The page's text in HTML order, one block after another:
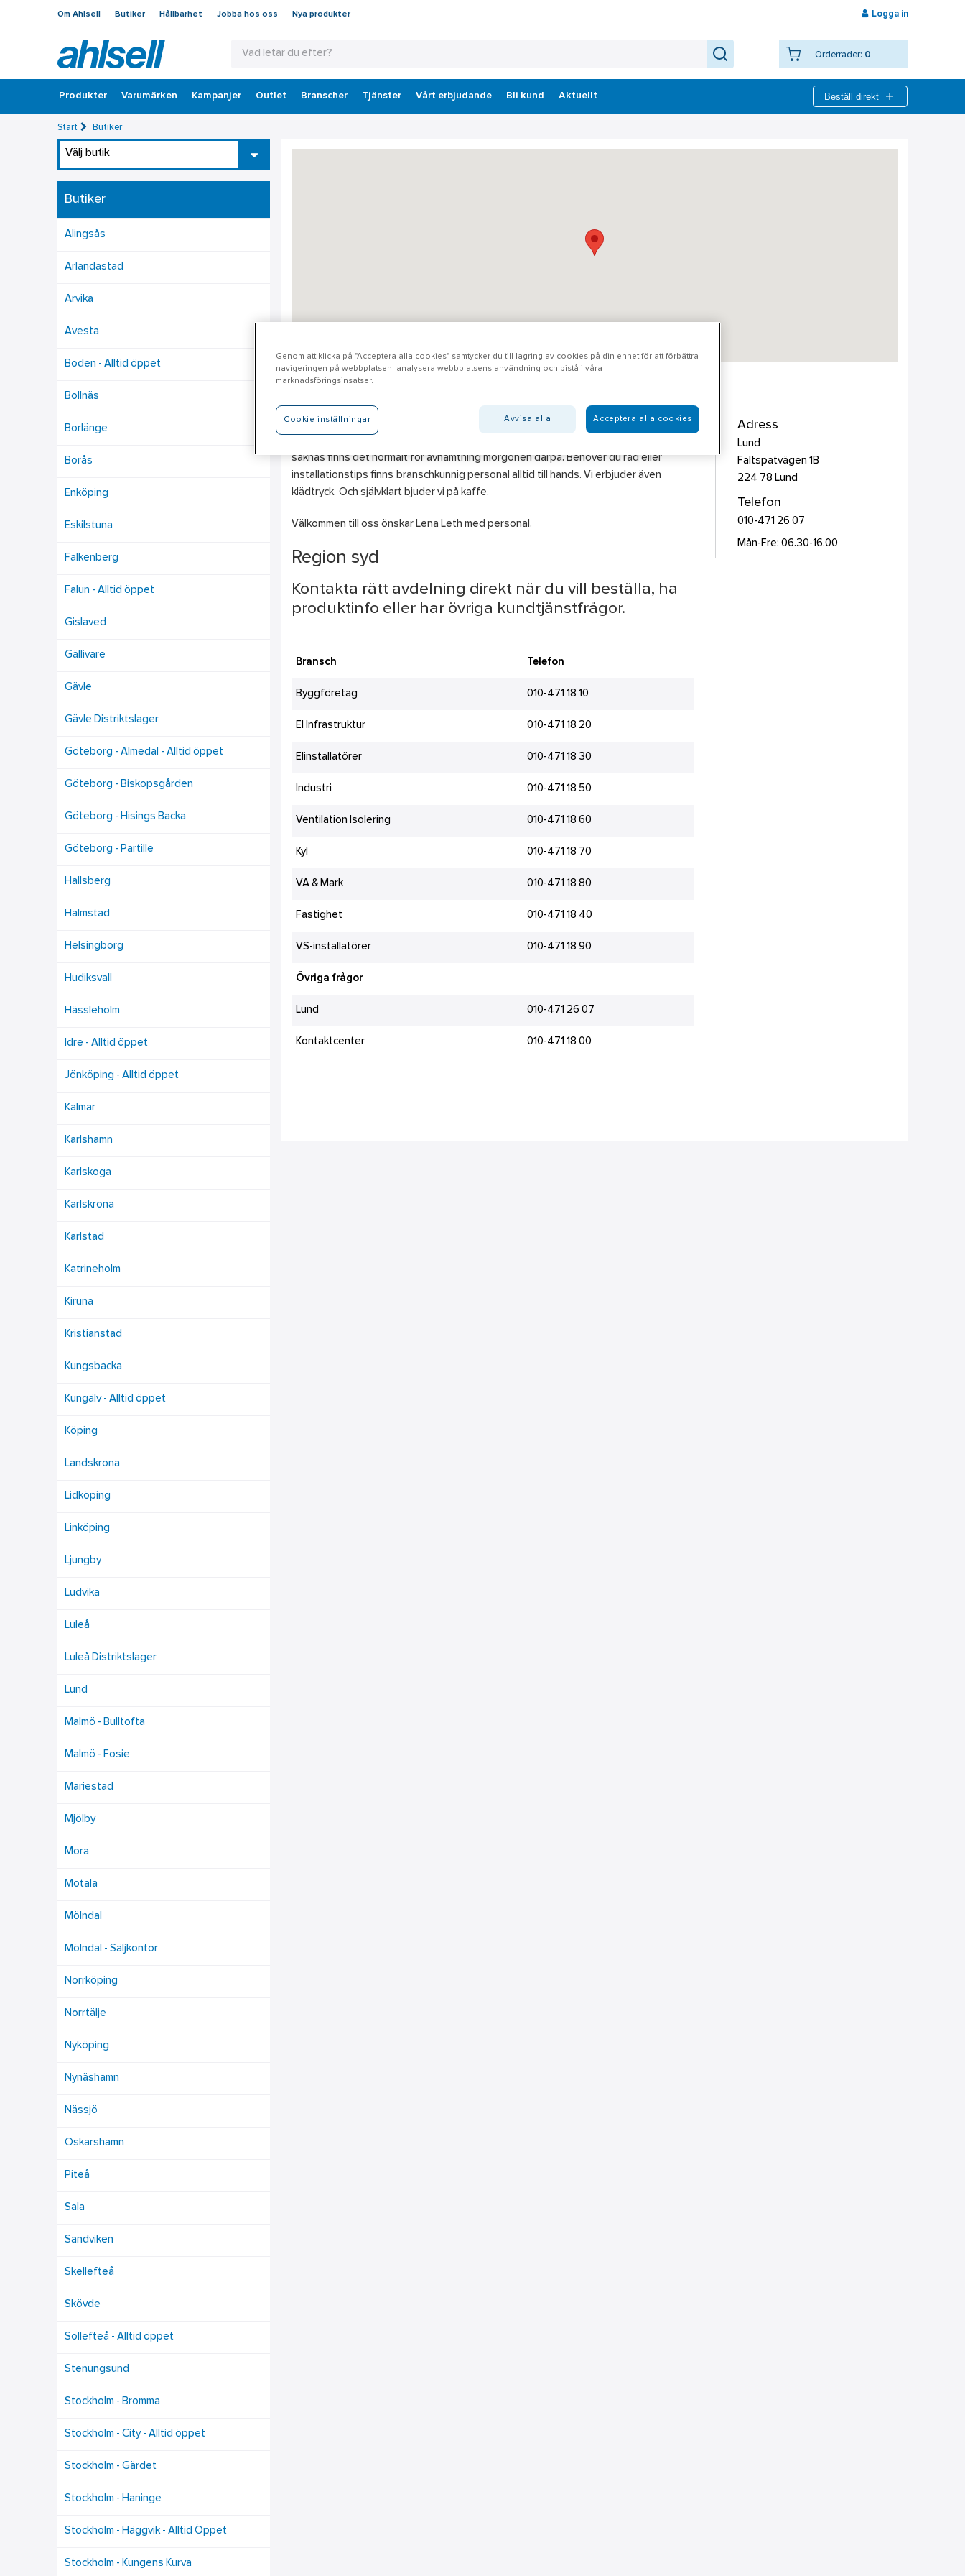
Om Ahlsell Butiker Hållbarhet Jobba hos oss Nya produkter Logga in
Orderrader: 0
Produkter Varumärken Kampanjer Outlet Branscher Tjänster Vårt erbjudande Bli kund Aktuellt Beställ direkt
Start Butiker
Välj butik
Butiker
Alingsås
Arlandastad
Arvika
Avesta
Boden - Alltid öppet
Bollnäs
Borlänge
Borås
Enköping
Eskilstuna
Falkenberg
Falun - Alltid öppet
Gislaved
Gällivare
Gävle
Gävle Distriktslager
Göteborg - Almedal - Alltid öppet
Göteborg - Biskopsgården
Göteborg - Hisings Backa
Göteborg - Partille
Hallsberg
Halmstad
Helsingborg
Hudiksvall
Hässleholm
Idre - Alltid öppet
Jönköping - Alltid öppet
Kalmar
Karlshamn
Karlskoga
Karlskrona
Karlstad
Katrineholm
Kiruna
Kristianstad
Kungsbacka
Kungälv - Alltid öppet
Köping
Landskrona
Lidköping
Linköping
Ljungby
Ludvika
Luleå
Luleå Distriktslager
Lund
Malmö - Bulltofta
Malmö - Fosie
Mariestad
Mjölby
Mora
Motala
Mölndal
Mölndal - Säljkontor
Norrköping
Norrtälje
Nyköping
Nynäshamn
Nässjö
Oskarshamn
Piteå
Sala
Sandviken
Skellefteå
Skövde
Sollefteå - Alltid öppet
Stenungsund
Stockholm - Bromma
Stockholm - City - Alltid öppet
Stockholm - Gärdet
Stockholm - Haninge
Stockholm - Häggvik - Alltid Öppet
Stockholm - Kungens Kurva
Lund
Adress
Lund
Fältspatvägen 1B
224 78 Lund
Telefon
010-471 26 07
Mån-Fre: 06.30-16.00
Ahlsell Lund erbjuder produkter inom områdena Bygg, El, VVS, Verktyg & Maskiner,
saknas finns det normalt för avhämtning morgonen därpå. Behöver du råd eller
installationstips finns branschkunnig personal alltid till hands. Vi erbjuder även
klädtryck. Och självklart bjuder vi på kaffe.
Välkommen till oss önskar Lena Leth med personal.
Region syd
Kontakta rätt avdelning direkt när du vill beställa, ha
produktinfo eller har övriga kundtjänstfrågor.
Bransch Telefon
Byggföretag 010-471 18 10
El Infrastruktur 010-471 18 20
Elinstallatörer 010-471 18 30
Industri 010-471 18 50
Ventilation Isolering 010-471 18 60
Kyl 010-471 18 70
VA & Mark 010-471 18 80
Fastighet 010-471 18 40
VS-installatörer 010-471 18 90
Övriga frågor
Lund 010-471 26 07
Kontaktcenter 010-471 18 00
Genom att klicka på "Acceptera alla cookies" samtycker du till lagring av cookies på din enhet för att förbättra
navigeringen på webbplatsen, analysera webbplatsens användning och bistå i våra
marknadsföringsinsatser.
Cookie-inställningar Avvisa alla Acceptera alla cookies